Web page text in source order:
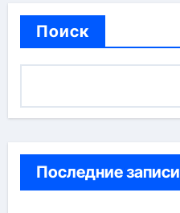
Поиск
Последние записи